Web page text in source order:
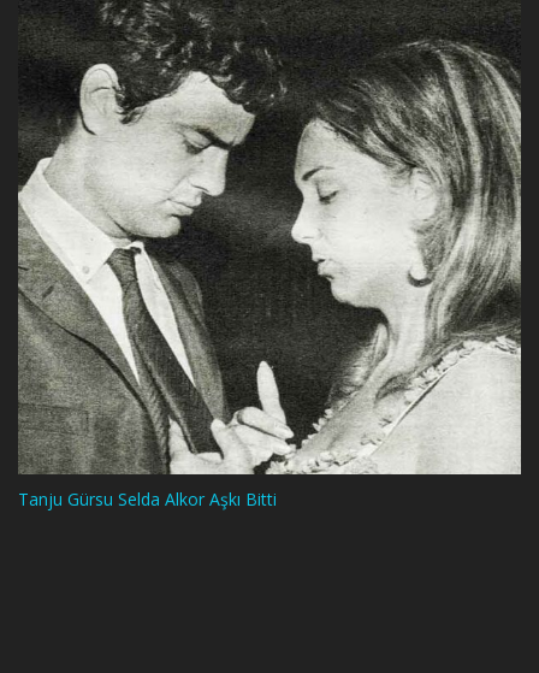
Tanju Gürsu Selda Alkor Aşkı Bitti